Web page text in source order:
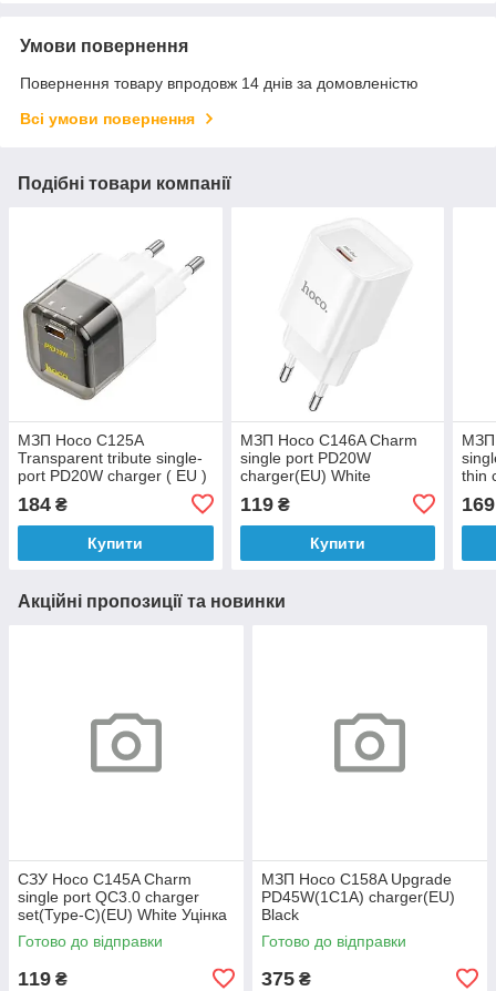
Умови повернення
Повернення товару впродовж 14 днів за домовленістю
Всі умови повернення
Подібні товари компанії
МЗП Hoco C125A
Transparent tribute single-
port PD20W charger ( EU )
184 ₴
Купити
МЗП Hoco C146A Charm
single port PD20W
charger(EU) White
119₴
Купити
МЗП
thin
169
Акційні пропозиції та новинки
СЗУ Hoco C145A Charm
single port QC3.0 charger
set(Type-C)(EU) White Уцінка
Готово до відправки
119 ₴
МЗП Hoco C158A Upgrade
PD45W(1C1A) charger(EU)
Black
Готово до відправки
375 ₴